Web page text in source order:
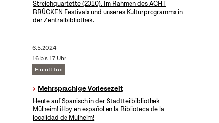
Streichquartette (2010). Im Rahmen des ACHT
BRÜCKEN Festivals und unseres Kulturprogramms in
der Zentralbibliothek.
6.5.2024
16 bis 17 Uhr
Eintritt frei
Mehrsprachige Vorlesezeit
Heute auf Spanisch in der Stadtteilbibliothek
Mülheim! ¡Hoy en español en la Biblioteca de la
localidad de Mülheim!